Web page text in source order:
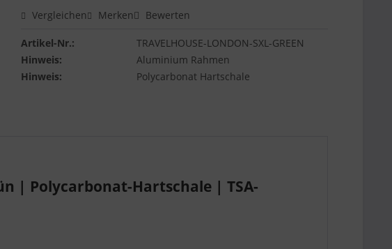
Vergleichen Merken Bewerten
Artikel-Nr.:
TRAVELHOUSE-LONDON-SXL-GREEN
Hinweis:
Aluminium Rahmen
Hinweis:
Polycarbonat Hartschale
| Polycarbonat-Hartschale | TSA-